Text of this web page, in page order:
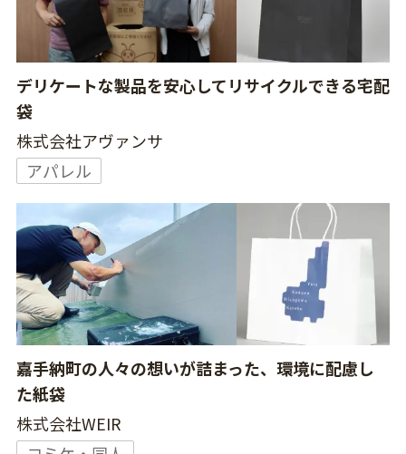
デリケートな製品を安心してリサイクルできる宅配
袋
株式会社アヴァンサ
アパレル
嘉手納町の人々の想いが詰まった、環境に配慮し
た紙袋
株式会社WEIR